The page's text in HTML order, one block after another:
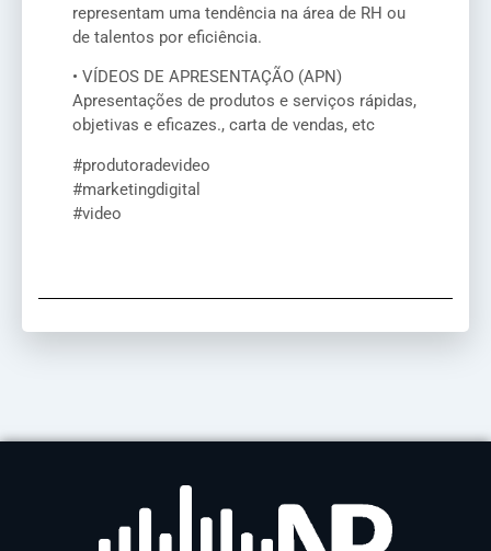
representam uma tendência na área de RH ou
de talentos por eficiência.
• VÍDEOS DE APRESENTAÇÃO (APN)
Apresentações de produtos e serviços rápidas,
objetivas e eficazes., carta de vendas, etc
#produtoradevideo
#marketingdigital
#video